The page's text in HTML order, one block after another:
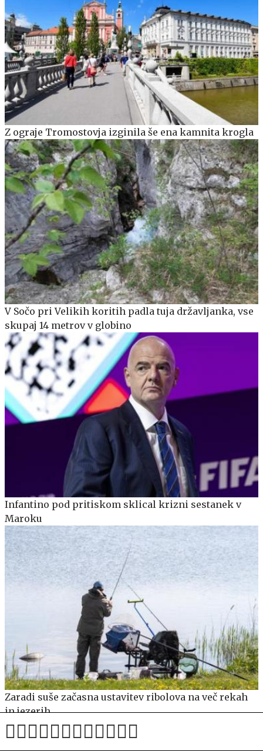
Z ograje Tromostovja izginila še ena kamnita krogla
V Sočo pri Velikih koritih padla tuja državljanka, vse
skupaj 14 metrov v globino
Infantino pod pritiskom sklical krizni sestanek v
Maroku
Zaradi suše začasna ustavitev ribolova na več rekah
in jezerih